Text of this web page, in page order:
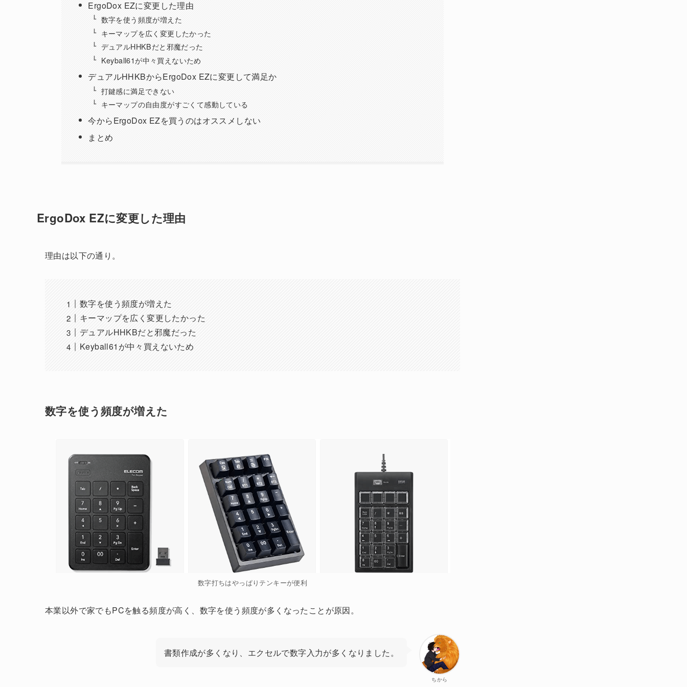
ErgoDox EZに変更した理由
数字を使う頻度が増えた
キーマップを広く変更したかった
デュアルHHKBだと邪魔だった
Keyball61が中々買えないため
デュアルHHKBからErgoDox EZに変更して満足か
打鍵感に満足できない
キーマップの自由度がすごくて感動している
今からErgoDox EZを買うのはオススメしない
まとめ
ErgoDox EZに変更した理由
理由は以下の通り。
数字を使う頻度が増えた
キーマップを広く変更したかった
デュアルHHKBだと邪魔だった
Keyball61が中々買えないため
数字を使う頻度が増えた
数字打ちはやっぱりテンキーが便利
本業以外で家でもPCを触る頻度が高く、数字を使う頻度が多くなったことが原因。
ちから
書類作成が多くなり、エクセルで数字入力が多くなりました。